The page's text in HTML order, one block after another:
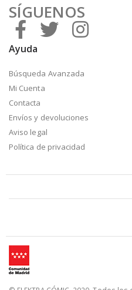
SÍGUENOS
Ayuda
Búsqueda Avanzada
Mi Cuenta
Contacta
Envíos y devoluciones
Aviso legal
Política de privacidad